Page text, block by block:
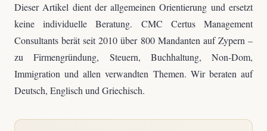
Dieser Artikel dient der allgemeinen Orientierung und ersetzt
keine individuelle Beratung. CMC Certus Management
Consultants berät seit 2010 über 800 Mandanten auf Zypern –
zu Firmengründung, Steuern, Buchhaltung, Non-Dom,
Immigration und allen verwandten Themen. Wir beraten auf
Deutsch, Englisch und Griechisch.